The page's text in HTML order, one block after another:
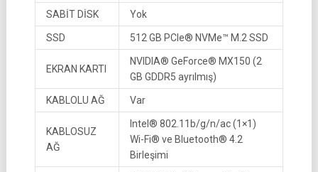
SABİT DİSK Yok
SSD 512 GB PCIe® NVMe™ M.2 SSD
EKRAN KARTI
NVIDIA® GeForce® MX150 (2
GB GDDR5 ayrılmış)
KABLOLU AĞ Var
KABLOSUZ
AĞ
Intel® 802.11b/g/n/ac (1×1)
Wi-Fi® ve Bluetooth® 4.2
Birleşimi